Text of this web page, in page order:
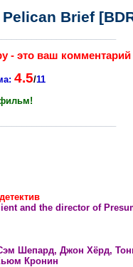
Brief
- это ваш
4.5/11
and the director of
Шепард, Джон Хёрд,
Кронин